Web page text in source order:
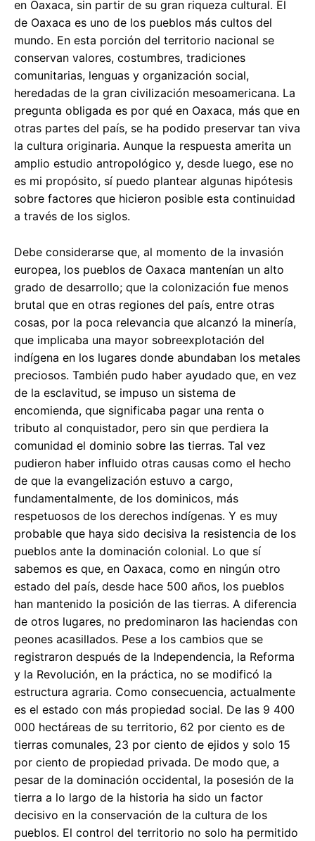
en Oaxaca, sin partir de su gran riqueza cultural. El
de Oaxaca es uno de los pueblos más cultos del
mundo. En esta porción del territorio nacional se
conservan valores, costumbres, tradiciones
comunitarias, lenguas y organización social,
heredadas de la gran civilización mesoamericana. La
pregunta obligada es por qué en Oaxaca, más que en
otras partes del país, se ha podido preservar tan viva
la cultura originaria. Aunque la respuesta amerita un
amplio estudio antropológico y, desde luego, ese no
es mi propósito, sí puedo plantear algunas hipótesis
sobre factores que hicieron posible esta continuidad
a través de los siglos.
Debe considerarse que, al momento de la invasión
europea, los pueblos de Oaxaca mantenían un alto
grado de desarrollo; que la colonización fue menos
brutal que en otras regiones del país, entre otras
cosas, por la poca relevancia que alcanzó la minería,
que implicaba una mayor sobreexplotación del
indígena en los lugares donde abundaban los metales
preciosos. También pudo haber ayudado que, en vez
de la esclavitud, se impuso un sistema de
encomienda, que significaba pagar una renta o
tributo al conquistador, pero sin que perdiera la
comunidad el dominio sobre las tierras. Tal vez
pudieron haber influido otras causas como el hecho
de que la evangelización estuvo a cargo,
fundamentalmente, de los dominicos, más
respetuosos de los derechos indígenas. Y es muy
probable que haya sido decisiva la resistencia de los
pueblos ante la dominación colonial. Lo que sí
sabemos es que, en Oaxaca, como en ningún otro
estado del país, desde hace 500 años, los pueblos
han mantenido la posición de las tierras. A diferencia
de otros lugares, no predominaron las haciendas con
peones acasillados. Pese a los cambios que se
registraron después de la Independencia, la Reforma
y la Revolución, en la práctica, no se modificó la
estructura agraria. Como consecuencia, actualmente
es el estado con más propiedad social. De las 9 400
000 hectáreas de su territorio, 62 por ciento es de
tierras comunales, 23 por ciento de ejidos y solo 15
por ciento de propiedad privada. De modo que, a
pesar de la dominación occidental, la posesión de la
tierra a lo largo de la historia ha sido un factor
decisivo en la conservación de la cultura de los
pueblos. El control del territorio no solo ha permitido